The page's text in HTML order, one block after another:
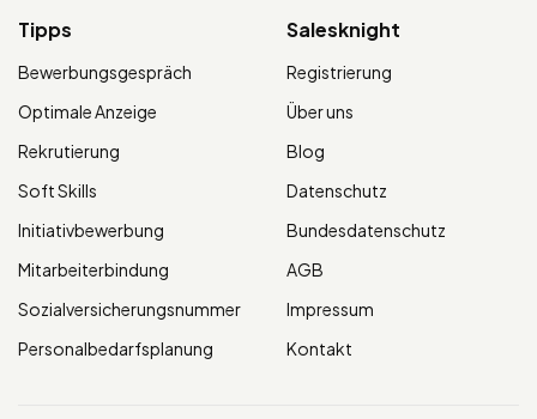
Tipps
Bewerbungsgespräch
Optimale Anzeige
Rekrutierung
Soft Skills
Initiativbewerbung
Mitarbeiterbindung
Sozialversicherungsnummer
Personalbedarfsplanung
Salesknight
Registrierung
Über uns
Blog
Datenschutz
Bundesdatenschutz
AGB
Impressum
Kontakt